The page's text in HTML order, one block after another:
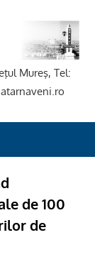
Mureş, Tel:
de 100
de